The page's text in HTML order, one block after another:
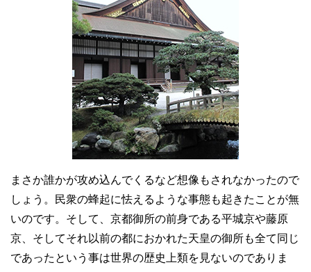
まさか誰かが攻め込んでくるなど想像もされなかったので
しょう。民衆の蜂起に怯えるような事態も起きたことが無
いのです。そして、京都御所の前身である平城京や藤原
京、そしてそれ以前の都におかれた天皇の御所も全て同じ
であったという事は世界の歴史上類を見ないのでありま